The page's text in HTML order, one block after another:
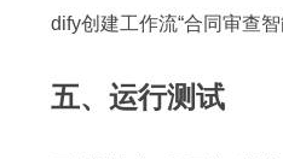
dify创建工作流“合同审查智
五、运行测试